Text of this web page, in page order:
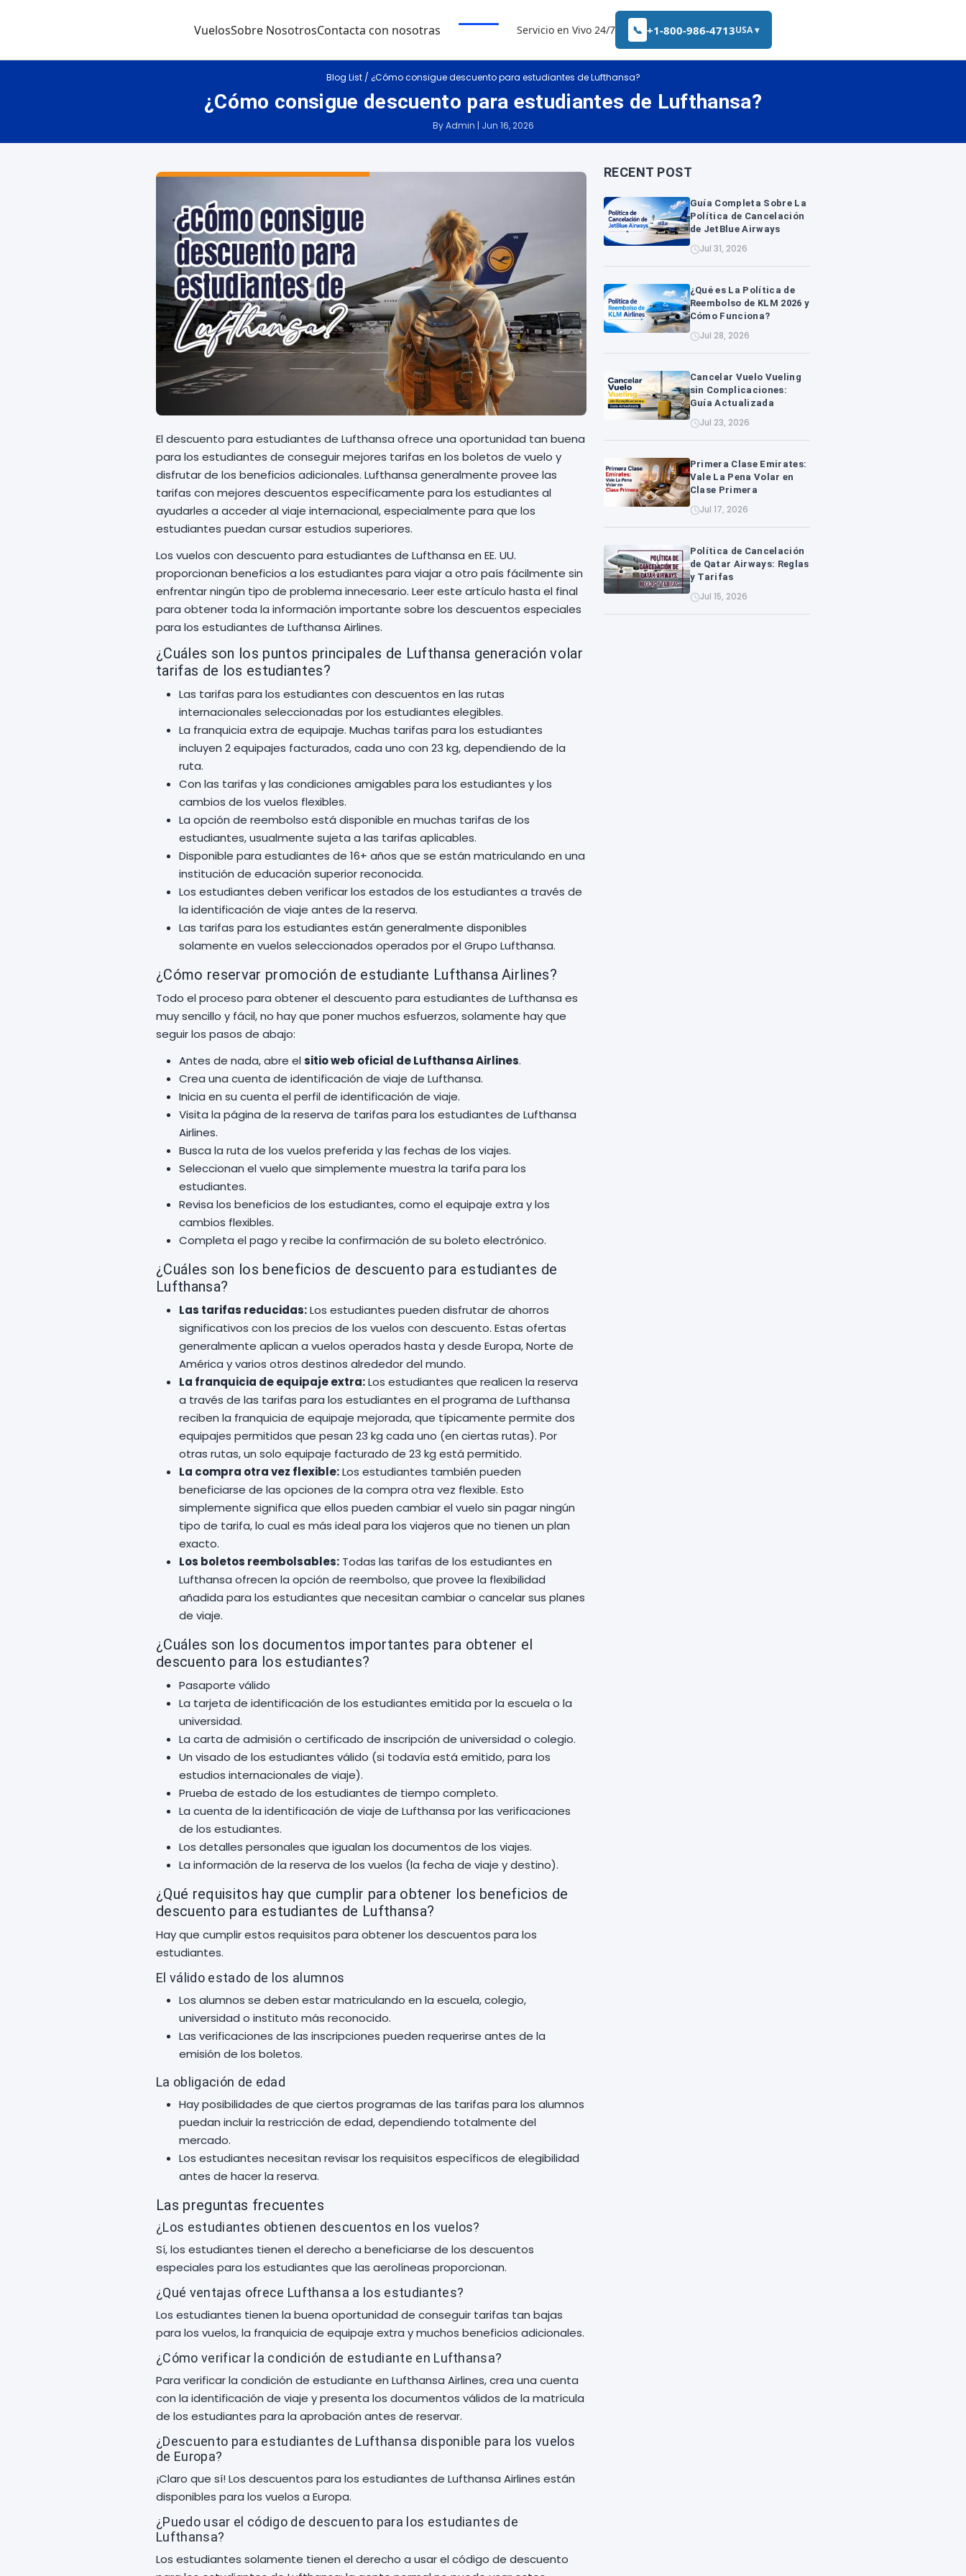
VuelosSobre NosotrosContacta con nosotras Servicio en Vivo 24/7 📞 +1-800-986-4713USA ▾
Blog List/ ¿Cómo consigue descuento para estudiantes de Lufthansa?
¿Cómo consigue descuento para estudiantes de Lufthansa?
By Admin | Jun 16, 2026
El descuento para estudiantes de Lufthansa ofrece una oportunidad tan buena
para los estudiantes de conseguir mejores tarifas en los boletos de vuelo y
disfrutar de los beneficios adicionales. Lufthansa generalmente provee las
tarifas con mejores descuentos específicamente para los estudiantes al
ayudarles a acceder al viaje internacional, especialmente para que los
estudiantes puedan cursar estudios superiores.
Los vuelos con descuento para estudiantes de Lufthansa en EE. UU.
proporcionan beneficios a los estudiantes para viajar a otro país fácilmente sin
enfrentar ningún tipo de problema innecesario. Leer este artículo hasta el final
para obtener toda la información importante sobre los descuentos especiales
para los estudiantes de Lufthansa Airlines.
¿Cuáles son los puntos principales de Lufthansa generación volar
tarifas de los estudiantes?
Las tarifas para los estudiantes con descuentos en las rutas
internacionales seleccionadas por los estudiantes elegibles.
La franquicia extra de equipaje. Muchas tarifas para los estudiantes
incluyen 2 equipajes facturados, cada uno con 23 kg, dependiendo de la
ruta.
Con las tarifas y las condiciones amigables para los estudiantes y los
cambios de los vuelos flexibles.
La opción de reembolso está disponible en muchas tarifas de los
estudiantes, usualmente sujeta a las tarifas aplicables.
Disponible para estudiantes de 16+ años que se están matriculando en una
institución de educación superior reconocida.
Los estudiantes deben verificar los estados de los estudiantes a través de
la identificación de viaje antes de la reserva.
Las tarifas para los estudiantes están generalmente disponibles
solamente en vuelos seleccionados operados por el Grupo Lufthansa.
¿Cómo reservar promoción de estudiante Lufthansa Airlines?
Todo el proceso para obtener el descuento para estudiantes de Lufthansa es
muy sencillo y fácil, no hay que poner muchos esfuerzos, solamente hay que
seguir los pasos de abajo:
Antes de nada, abre elsitio web oficial de Lufthansa Airlines.
Crea una cuenta de identificación de viaje de Lufthansa.
Inicia en su cuenta el perfil de identificación de viaje.
Visita la página de la reserva de tarifas para los estudiantes de Lufthansa
Airlines.
Busca la ruta de los vuelos preferida y las fechas de los viajes.
Seleccionan el vuelo que simplemente muestra la tarifa para los
estudiantes.
Revisa los beneficios de los estudiantes, como el equipaje extra y los
cambios flexibles.
Completa el pago y recibe la confirmación de su boleto electrónico.
¿Cuáles son los beneficios de descuento para estudiantes de
Lufthansa?
Las tarifas reducidas:Los estudiantes pueden disfrutar de ahorros
significativos con los precios de los vuelos con descuento. Estas ofertas
generalmente aplican a vuelos operados hasta y desde Europa, Norte de
América y varios otros destinos alrededor del mundo.
La franquicia de equipaje extra:Los estudiantes que realicen la reserva
a través de las tarifas para los estudiantes en el programa de Lufthansa
reciben la franquicia de equipaje mejorada, que típicamente permite dos
equipajes permitidos que pesan 23 kg cada uno (en ciertas rutas). Por
otras rutas, un solo equipaje facturado de 23 kg está permitido.
La compra otra vez flexible:Los estudiantes también pueden
beneficiarse de las opciones de la compra otra vez flexible. Esto
simplemente significa que ellos pueden cambiar el vuelo sin pagar ningún
tipo de tarifa, lo cual es más ideal para los viajeros que no tienen un plan
exacto.
Los boletos reembolsables: Todas las tarifas de los estudiantes en
Lufthansa ofrecen la opción de reembolso, que provee la flexibilidad
añadida para los estudiantes que necesitan cambiar o cancelar sus planes
de viaje.
¿Cuáles son los documentos importantes para obtener el
descuento para los estudiantes?
Pasaporte válido
La tarjeta de identificación de los estudiantes emitida por la escuela o la
universidad.
La carta de admisión o certificado de inscripción de universidad o colegio.
Un visado de los estudiantes válido (si todavía está emitido, para los
estudios internacionales de viaje).
Prueba de estado de los estudiantes de tiempo completo.
La cuenta de la identificación de viaje de Lufthansa por las verificaciones
de los estudiantes.
Los detalles personales que igualan los documentos de los viajes.
La información de la reserva de los vuelos (la fecha de viaje y destino).
¿Qué requisitos hay que cumplir para obtener los beneficios de
descuento para estudiantes de Lufthansa?
Hay que cumplir estos requisitos para obtener los descuentos para los
estudiantes.
El válido estado de los alumnos
Los alumnos se deben estar matriculando en la escuela, colegio,
universidad o instituto más reconocido.
Las verificaciones de las inscripciones pueden requerirse antes de la
emisión de los boletos.
La obligación de edad
Hay posibilidades de que ciertos programas de las tarifas para los alumnos
puedan incluir la restricción de edad, dependiendo totalmente del
mercado.
Los estudiantes necesitan revisar los requisitos específicos de elegibilidad
antes de hacer la reserva.
Las preguntas frecuentes
¿Los estudiantes obtienen descuentos en los vuelos?
Sí, los estudiantes tienen el derecho a beneficiarse de los descuentos
especiales para los estudiantes que las aerolíneas proporcionan.
¿Qué ventajas ofrece Lufthansa a los estudiantes?
Los estudiantes tienen la buena oportunidad de conseguir tarifas tan bajas
para los vuelos, la franquicia de equipaje extra y muchos beneficios adicionales.
¿Cómo verificar la condición de estudiante en Lufthansa?
Para verificar la condición de estudiante en Lufthansa Airlines, crea una cuenta
con la identificación de viaje y presenta los documentos válidos de la matrícula
de los estudiantes para la aprobación antes de reservar.
¿Descuento para estudiantes de Lufthansa disponible para los vuelos
de Europa?
¡Claro que sí! Los descuentos para los estudiantes de Lufthansa Airlines están
disponibles para los vuelos a Europa.
¿Puedo usar el código de descuento para los estudiantes de
Lufthansa?
Los estudiantes solamente tienen el derecho a usar el código de descuento
RECENT POST
Guía Completa Sobre La
Política de Cancelación
de JetBlue Airways
Jul 31, 2026
¿Qué es La Política de
Reembolso de KLM 2026 y
Cómo Funciona?
Jul 28, 2026
Cancelar Vuelo Vueling
sin Complicaciones:
Guía Actualizada
Jul 23, 2026
Primera Clase Emirates:
Vale La Pena Volar en
Clase Primera
Jul 17, 2026
Política de Cancelación
de Qatar Airways: Reglas
y Tarifas
Jul 15, 2026